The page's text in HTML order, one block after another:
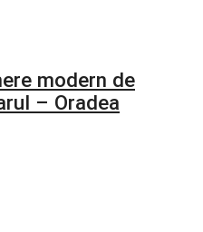
modern de
– Oradea